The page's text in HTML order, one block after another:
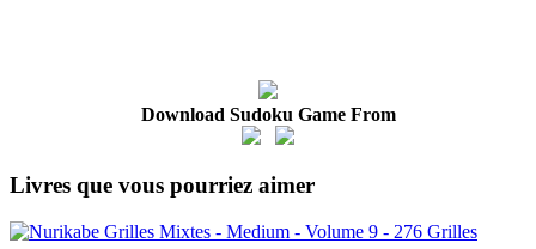
Download Sudoku Game From
Livres que vous pourriez aimer